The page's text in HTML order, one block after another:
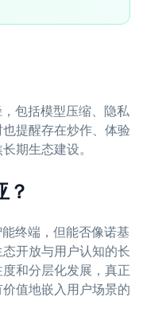
包括模型压缩、隐私
提醒存在炒作、体验
期生态建设。
？
终端，但能否像诺基
开放与用户认知的长
和分层化发展，真正
值地嵌入用户场景的